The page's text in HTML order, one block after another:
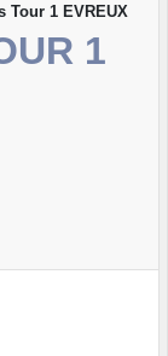
Tour 1 EVREUX
1